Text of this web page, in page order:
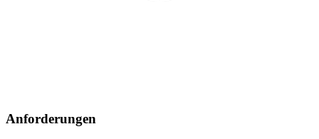
Anforderungen